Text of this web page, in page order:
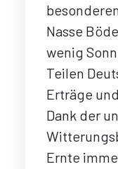
Nasse
wenig
Teilen
Erträge
Dank der
Ernte